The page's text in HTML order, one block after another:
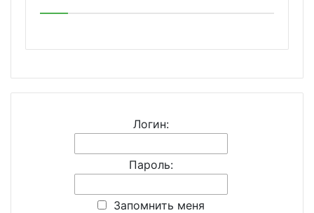
Логин:
Пароль:
Запомнить меня